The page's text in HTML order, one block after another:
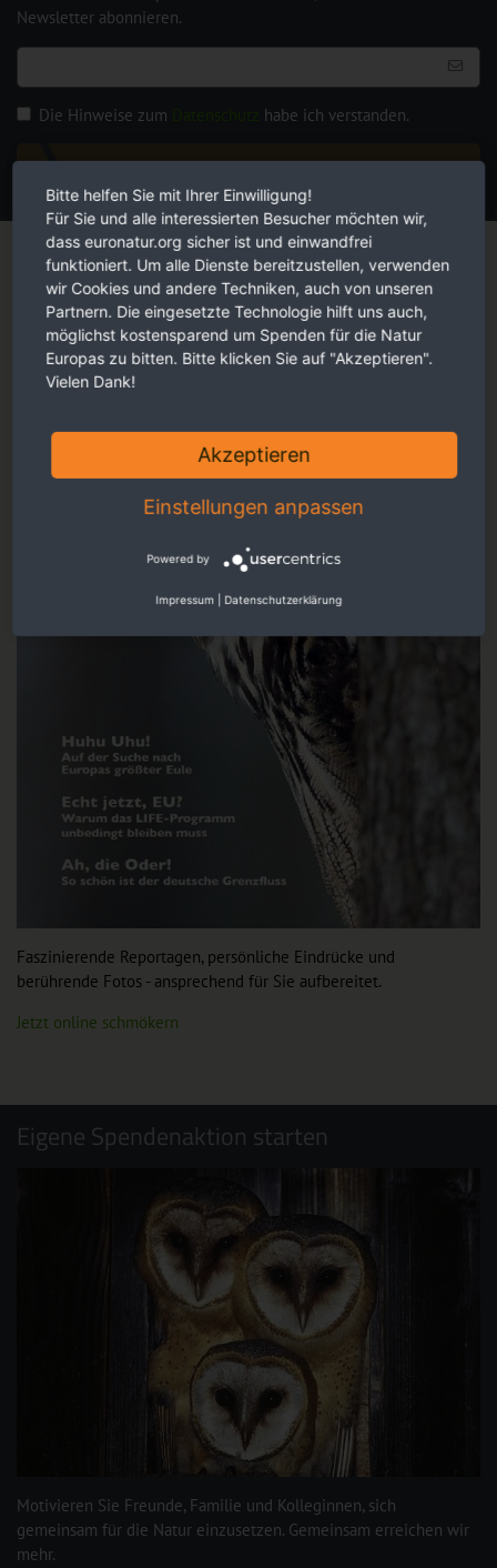
Newsletter abonnieren.
Die Hinweise zum habe ich verstanden.
Magazin
Faszinierende Reportagen, persönliche Eindrücke und
berührende Fotos - ansprechend für Sie aufbereitet.
Jetzt online schmökern
Eigene Spendenaktion starten
Motivieren Sie Freunde, Familie und Kolleginnen, sich
gemeinsam für die Natur einzusetzen. Gemeinsam erreichen wir
mehr.
Bitte helfen Sie mit Ihrer Einwilligung!
Für Sie und alle interessierten Besucher möchten wir,
dass euronatur.org sicher ist und einwandfrei
funktioniert. Um alle Dienste bereitzustellen, verwenden
wir Cookies und andere Techniken, auch von unseren
Partnern. Die eingesetzte Technologie hilft uns auch,
möglichst kostensparend um Spenden für die Natur
Europas zu bitten. Bitte klicken Sie auf "Akzeptieren".
Vielen Dank!
Akzeptieren
Einstellungen anpassen
Powered by
Impressum Datenschutzerklärung